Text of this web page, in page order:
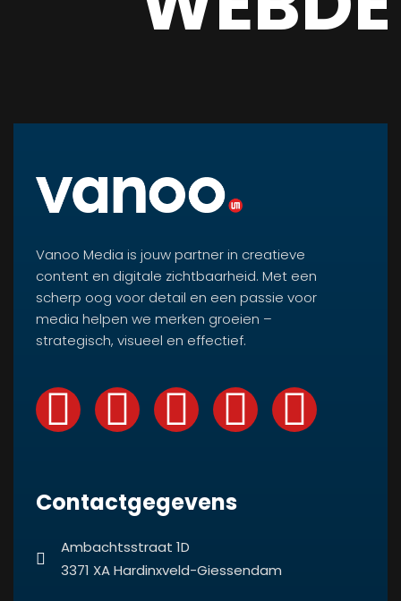
Vanoo Media is jouw partner in creatieve
content en digitale zichtbaarheid. Met een
scherp oog voor detail en een passie voor
media helpen we merken groeien –
strategisch, visueel en effectief.
Contactgegevens
Ambachtsstraat 1D
3371 XA Hardinxveld-Giessendam